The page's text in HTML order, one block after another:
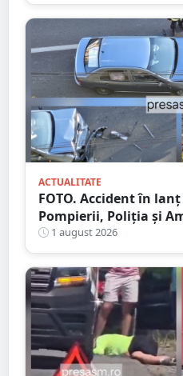
ACTUALITATE
FOTO. Accident în
Pompierii, Poliția și
locului
1 august 2026